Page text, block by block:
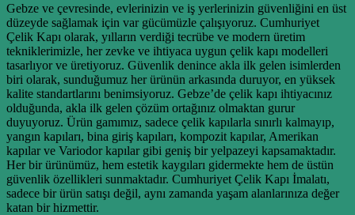
Gebze ve çevresinde, evlerinizin ve iş yerlerinizin güvenliğini en üst
düzeyde sağlamak için var gücümüzle çalışıyoruz. Cumhuriyet
Çelik Kapı olarak, yılların verdiği tecrübe ve modern üretim
tekniklerimizle, her zevke ve ihtiyaca uygun çelik kapı modelleri
tasarlıyor ve üretiyoruz. Güvenlik denince akla ilk gelen isimlerden
biri olarak, sunduğumuz her ürünün arkasında duruyor, en yüksek
kalite standartlarını benimsiyoruz. Gebze’de çelik kapı ihtiyacınız
olduğunda, akla ilk gelen çözüm ortağınız olmaktan gurur
duyuyoruz. Ürün gamımız, sadece çelik kapılarla sınırlı kalmayıp,
yangın kapıları, bina giriş kapıları, kompozit kapılar, Amerikan
kapılar ve Variodor kapılar gibi geniş bir yelpazeyi kapsamaktadır.
Her bir ürünümüz, hem estetik kaygıları gidermekte hem de üstün
güvenlik özellikleri sunmaktadır. Cumhuriyet Çelik Kapı İmalatı,
sadece bir ürün satışı değil, aynı zamanda yaşam alanlarınıza değer
katan bir hizmettir.